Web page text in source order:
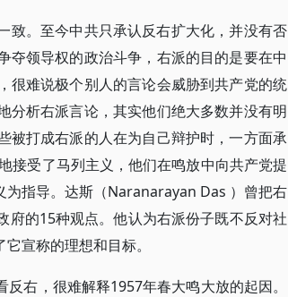
致。至今中共只承认反右扩大化，并没有否
夺领导权的政治斗争，右派的目的是要在中
很难说极个别人的言论会威胁到共产党的统
分析右派言论，其实他们绝大多数并没有明
被打成右派的人在为自己辩护时，一方面承
接受了马列主义，他们在鸣放中向共产党提
为指导。达斯（Naranarayan Das ）曾把右
的15种观点。他认为右派份子既不反对社
宣称的理想和目标。
右，很难解释1957年春大鸣大放的起因。